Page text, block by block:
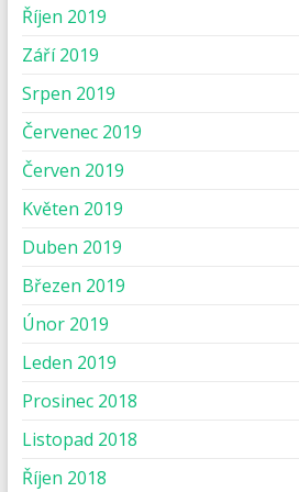
Říjen 2019
Září 2019
Srpen 2019
Červenec 2019
Červen 2019
Květen 2019
Duben 2019
Březen 2019
Únor 2019
Leden 2019
Prosinec 2018
Listopad 2018
Říjen 2018